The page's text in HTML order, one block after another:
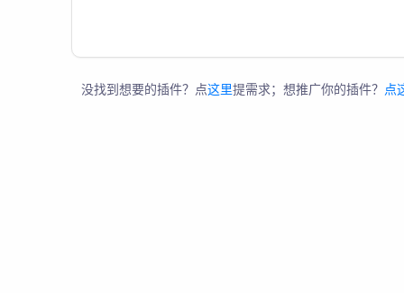
没找到想要的插件？点这里提需求；想推广你的插件？ 点